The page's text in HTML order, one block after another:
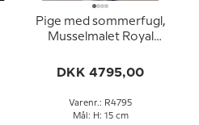
Pige med sommerfugl,
Musselmalet Royal
4795
DKK 4795,00
Varenr.: R4795
Mål: H: 15 cm